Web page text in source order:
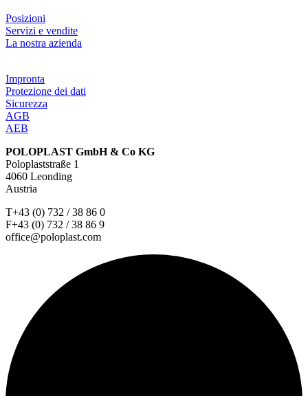
Posizioni
Servizi e vendite
La nostra azienda
Impronta
Protezione dei dati
Sicurezza
AGB
AEB
POLOPLAST GmbH & Co KG
Poloplaststraße 1
4060 Leonding
Austria
T+43 (0) 732 / 38 86 0
F+43 (0) 732 / 38 86 9
office@poloplast.com